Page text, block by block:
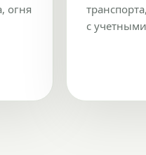
огня
с